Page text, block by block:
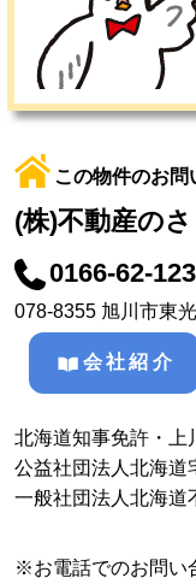
この物件のお問
(株)不動産の
0166-62-
078-8355 旭川市東
会社紹介
北海道知事免許・上
公益社団法人北海道
一般社団法人北海道
※お電話でのお問い